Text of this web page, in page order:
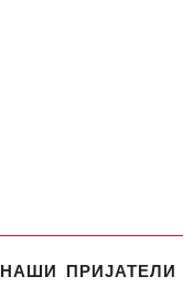
НАШИ ПРИЈАТЕЛИ